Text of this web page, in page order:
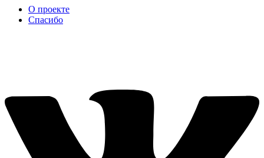
О проекте
Спасибо